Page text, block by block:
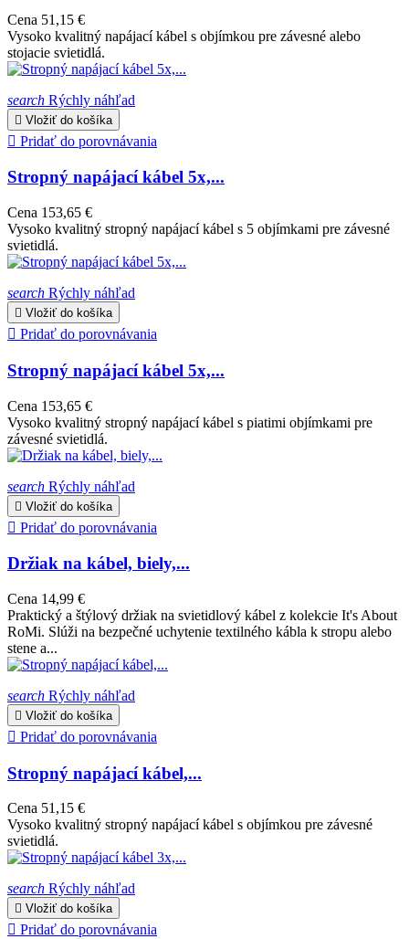
Cena 51,15 €
Vysoko kvalitný napájací kábel s objímkou pre závesné alebo
stojacie svietidlá.
search Rýchly náhľad
 Vložiť do košíka
 Pridať do porovnávania
Stropný napájací kábel 5x,...
Cena 153,65 €
Vysoko kvalitný stropný napájací kábel s 5 objímkami pre závesné
svietidlá.
search Rýchly náhľad
 Vložiť do košíka
 Pridať do porovnávania
Stropný napájací kábel 5x,...
Cena 153,65 €
Vysoko kvalitný stropný napájací kábel s piatimi objímkami pre
závesné svietidlá.
search Rýchly náhľad
 Vložiť do košíka
 Pridať do porovnávania
Držiak na kábel, biely,...
Cena 14,99 €
Praktický a štýlový držiak na svietidlový kábel z kolekcie It's About
RoMi. Slúži na bezpečné uchytenie textilného kábla k stropu alebo
stene a...
search Rýchly náhľad
 Vložiť do košíka
 Pridať do porovnávania
Stropný napájací kábel,...
Cena 51,15 €
Vysoko kvalitný stropný napájací kábel s objímkou pre závesné
svietidlá.
search Rýchly náhľad
 Vložiť do košíka
 Pridať do porovnávania